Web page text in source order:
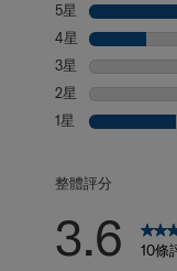
5星 星級
4星 星級
3星 星級
2星 星級
1星 星級
整體評分
3.6 10條